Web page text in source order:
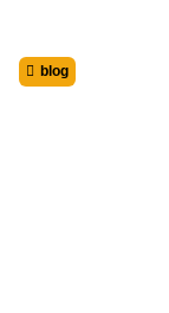
blog